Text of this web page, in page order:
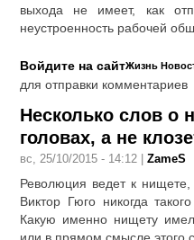
выхода не имеет, как
неустроенность рабочей
Жизнь
Войдите на сайт
для отправки комментариев
Несколько слов о
головах, а не
вс, 25/10/2015 - 14:12 | ZameS
Революция ведет к
Виктор Гюго никогда
Какую именно нищету
или в прямом смысле этого